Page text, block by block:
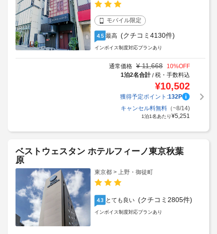
モバイル限定
4.5 最高 (クチコミ4130件)
インボイス制度対応プランあり
通常価格 ¥ 11,668 10%OFF
1泊2名合計/税・手数料込
¥10,502
獲得予定ポイント:132P
キャンセル料無料（~8/14)
1泊1名あたり¥5,251
ベストウェスタン ホテルフィーノ東京秋葉
原
東京都 > 上野・御徒町
4.3 とても良い (クチコミ2805件)
インボイス制度対応プランあり